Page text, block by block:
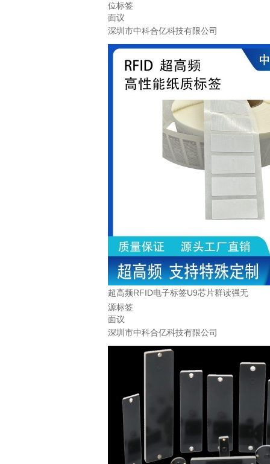
位标签
面议
深圳市中科合亿科技有限公司
超高频RFID电子标签U9芯片群读强无
源标签
面议
深圳市中科合亿科技有限公司